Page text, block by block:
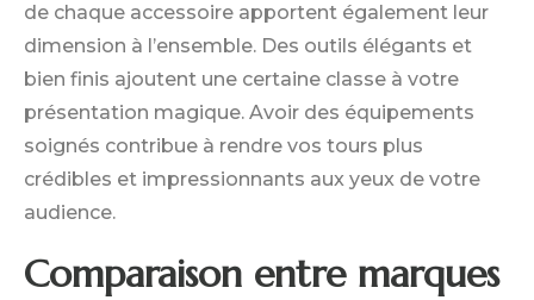
de chaque accessoire apportent également leur
dimension à l’ensemble. Des outils élégants et
bien finis ajoutent une certaine classe à votre
présentation magique. Avoir des équipements
soignés contribue à rendre vos tours plus
crédibles et impressionnants aux yeux de votre
audience.
Comparaison entre marques